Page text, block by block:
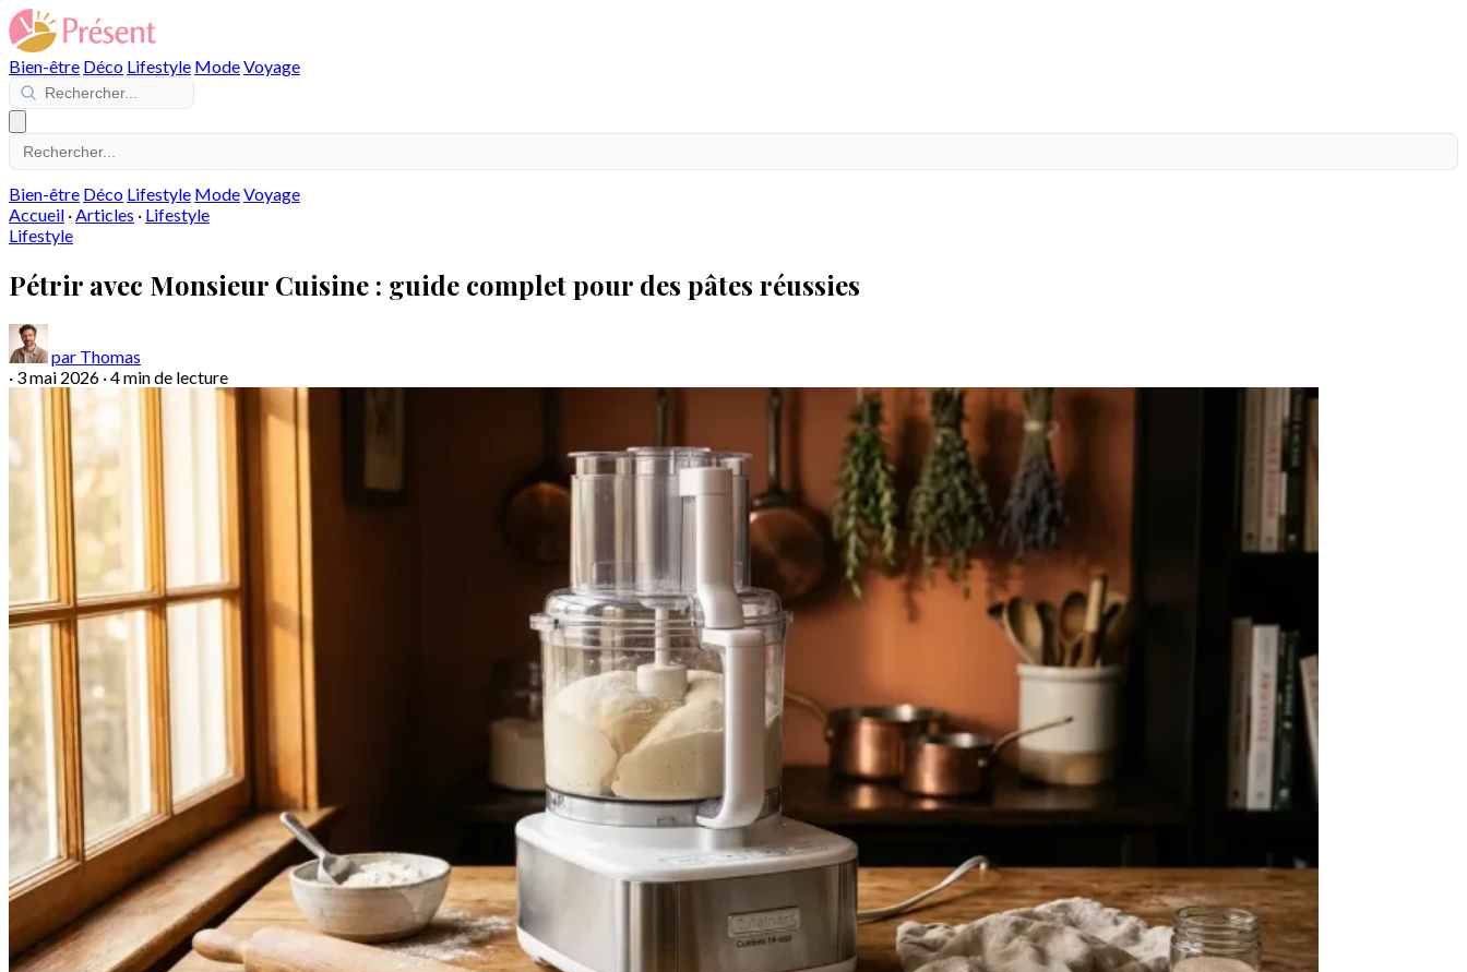
Bien-être Déco Lifestyle ModeVoyage
Bien-être Déco Lifestyle ModeVoyage
Accueil ·Articles · Lifestyle
Lifestyle
Pétrir avec Monsieur Cuisine : guide complet pour des pâtes réussies
par Thomas
· 3 mai 2026 ·4 min de lecture